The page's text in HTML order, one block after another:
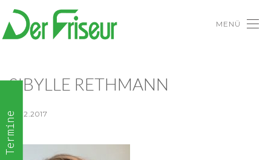
MENÜ
SIBYLLE RETHMANN
08.12.2017
Termine